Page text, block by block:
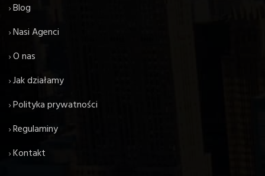
Blog
Nasi Agenci
O nas
Jak działamy
Polityka prywatności
Regulaminy
Kontakt